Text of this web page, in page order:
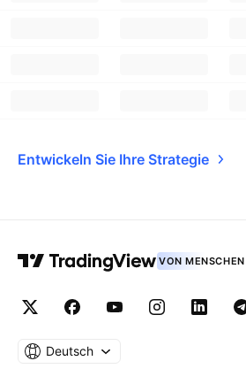
Entwickeln Sie Ihre Strategie
VON MENSCHEN
Deutsch